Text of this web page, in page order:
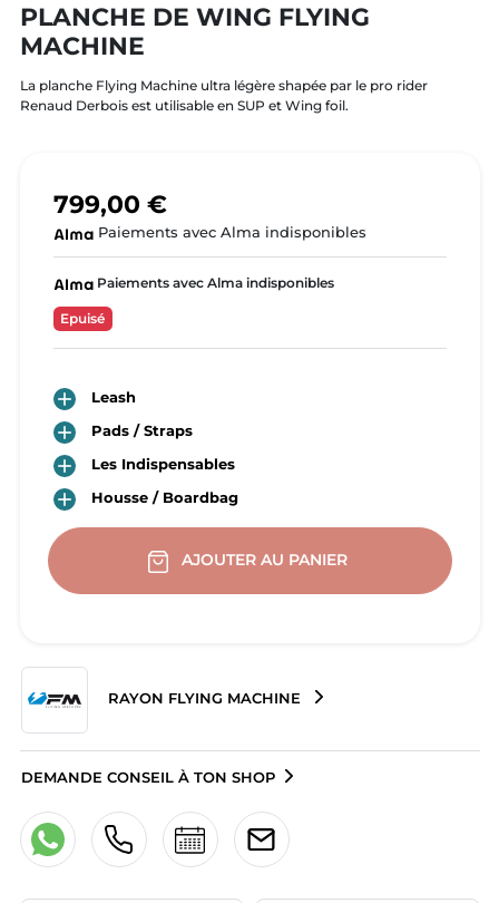
PLANCHE DE WING FLYING
MACHINE
La planche Flying Machine ultra légère shapée par le pro rider
Renaud Derbois est utilisable en SUP et Wing foil.
799,00 €
Paiements avec Alma indisponibles
Paiements avec Alma indisponibles
Epuisé
 Leash
 Pads / Straps
 Les Indispensables
 Housse / Boardbag
AJOUTER AU PANIER
RAYON FLYING MACHINE
DEMANDE CONSEIL À TON SHOP